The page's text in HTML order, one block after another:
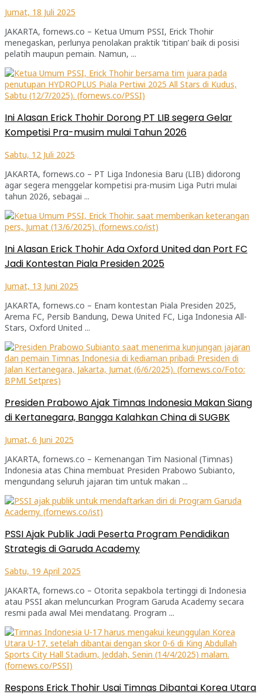
Jumat, 18 Juli 2025
JAKARTA, fornews.co – Ketua Umum PSSI, Erick Thohir
menegaskan, perlunya penolakan praktik ‘titipan’ baik di posisi
pelatih maupun pemain. Namun, ...
Ini Alasan Erick Thohir Dorong PT LIB segera Gelar
Kompetisi Pra-musim mulai Tahun 2026
Sabtu, 12 Juli 2025
JAKARTA, fornews.co – PT Liga Indonesia Baru (LIB) didorong
agar segera menggelar kompetisi pra-musim Liga Putri mulai
tahun 2026, sebagai ...
Ini Alasan Erick Thohir Ada Oxford United dan Port FC
Jadi Kontestan Piala Presiden 2025
Jumat, 13 Juni 2025
JAKARTA, fornews.co – Enam kontestan Piala Presiden 2025,
Arema FC, Persib Bandung, Dewa United FC, Liga Indonesia All-
Stars, Oxford United ...
Presiden Prabowo Ajak Timnas Indonesia Makan Siang
di Kertanegara, Bangga Kalahkan China di SUGBK
Jumat, 6 Juni 2025
JAKARTA, fornews.co – Kemenangan Tim Nasional (Timnas)
Indonesia atas China membuat Presiden Prabowo Subianto,
mengundang seluruh jajaran tim untuk makan ...
PSSI Ajak Publik Jadi Peserta Program Pendidikan
Strategis di Garuda Academy
Sabtu, 19 April 2025
JAKARTA, fornews.co – Otorita sepakbola tertinggi di Indonesia
atau PSSI akan meluncurkan Program Garuda Academy secara
resmi pada awal Mei mendatang. Program ...
Respons Erick Thohir Usai Timnas Dibantai Korea Utara